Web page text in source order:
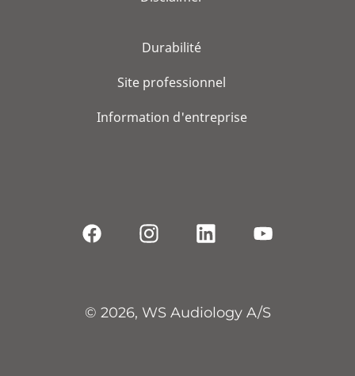
Durabilité
Site professionnel
Information d'entreprise
© 2026, WS Audiology A/S